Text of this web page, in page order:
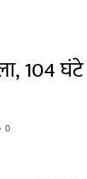
104
0